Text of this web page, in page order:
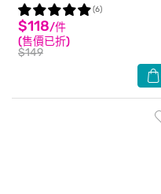
$118/件
(售價已折)
$149
(6)